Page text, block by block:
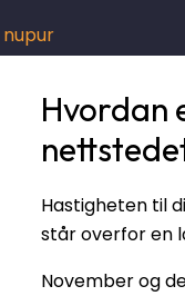
nupur
Hvordan
Hastigheten til
står overfor en
November og